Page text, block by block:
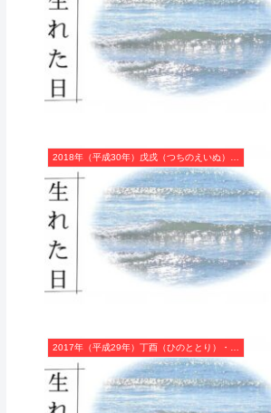
2017年（平成29年）丁酉（ひのととり）・酉年（とり年）カレンダー（月曜はじまり）